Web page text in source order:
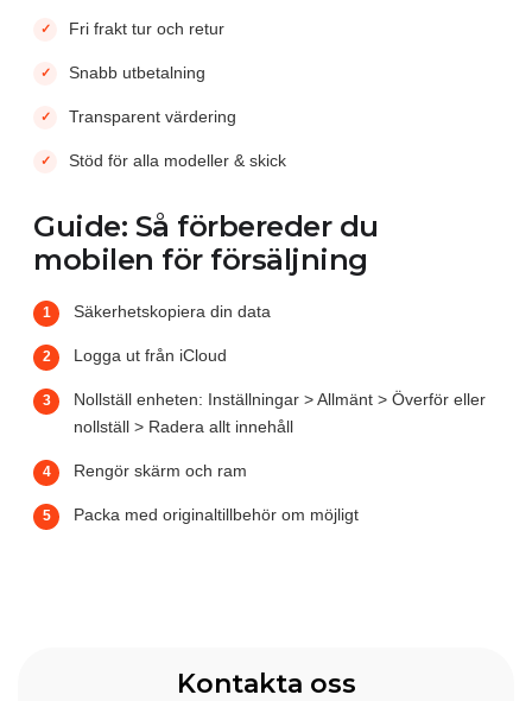
Fri frakt tur och retur
Snabb utbetalning
Transparent värdering
Stöd för alla modeller & skick
Guide: Så förbereder du
mobilen för försäljning
Säkerhetskopiera din data
Logga ut från iCloud
Nollställ enheten: Inställningar > Allmänt > Överför eller
nollställ > Radera allt innehåll
Rengör skärm och ram
Packa med originaltillbehör om möjligt
Kontakta oss